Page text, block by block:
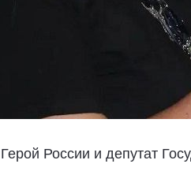
Герой России и депутат